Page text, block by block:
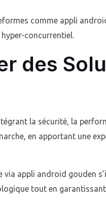
comme appli
concurrentiel.
des
la sécurité, la
en apportant une
via appli android gouden
tout en